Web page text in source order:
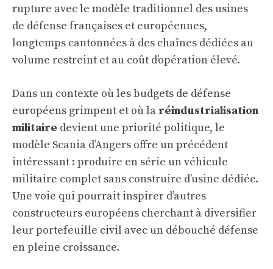
rupture avec le modèle traditionnel des usines
de défense françaises et européennes,
longtemps cantonnées à des chaînes dédiées au
volume restreint et au coût d’opération élevé.
Dans un contexte où les budgets de défense
européens grimpent et où la réindustrialisation
militaire devient une priorité politique, le
modèle Scania d’Angers offre un précédent
intéressant : produire en série un véhicule
militaire complet sans construire d’usine dédiée.
Une voie qui pourrait inspirer d’autres
constructeurs européens cherchant à diversifier
leur portefeuille civil avec un débouché défense
en pleine croissance.